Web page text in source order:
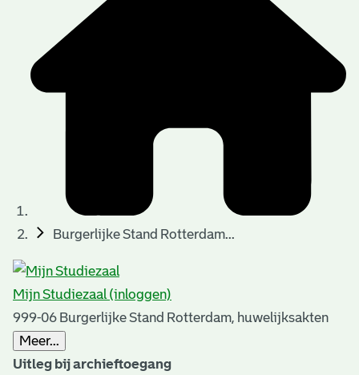
n
a
'
s
n
o
Burgerlijke Stand Rotterdam...
Mijn Studiezaal (inloggen)
999-06 Burgerlijke Stand Rotterdam, huwelijksakten
Meer...
Uitleg bij archieftoegang